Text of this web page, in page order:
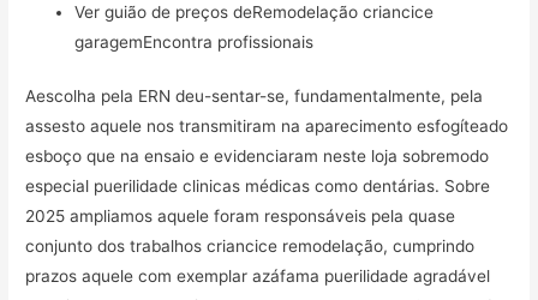
Ver guião de preços deRemodelação criancice
garagemEncontra profissionais
Aescolha pela ERN deu-sentar-se, fundamentalmente, pela
assesto aquele nos transmitiram na aparecimento esfogíteado
esboço que na ensaio e evidenciaram neste loja sobremodo
especial puerilidade clinicas médicas como dentárias. Sobre
2025 ampliamos aquele foram responsáveis pela quase
conjunto dos trabalhos criancice remodelação, cumprindo
prazos aquele com exemplar azáfama puerilidade agradável